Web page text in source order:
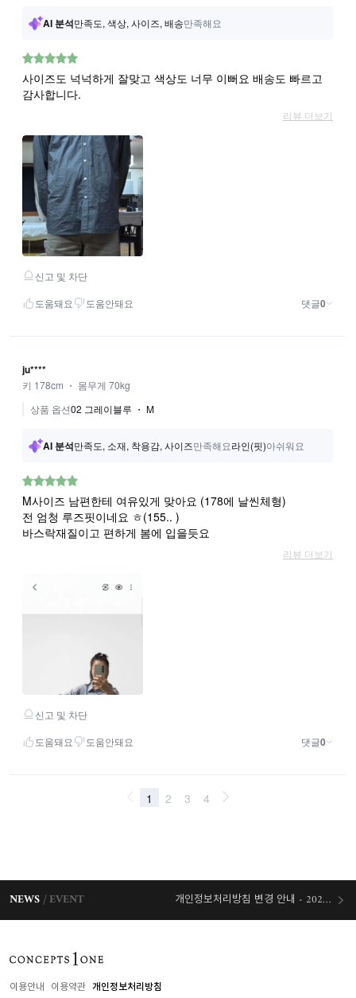
NEWS EVENT 개인정보처리방침 변경 안내 - 2026/07/30 시행
이용안내 이용약관 개인정보처리방침